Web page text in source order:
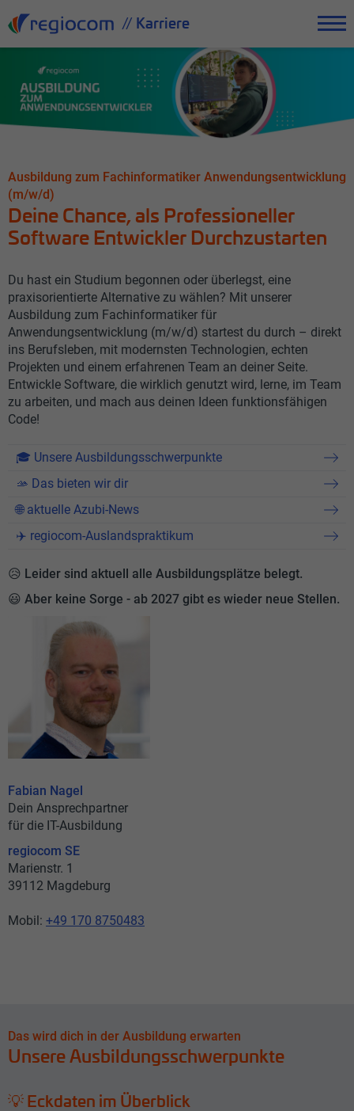
// Karriere
Ausbildung zum Fachinformatiker Anwendungsentwicklung
(m/w/d)
Deine Chance, als Professioneller
Software Entwickler Durchzustarten
Du hast ein Studium begonnen oder überlegst, eine
praxisorientierte Alternative zu wählen? Mit unserer
Ausbildung zum Fachinformatiker für
Anwendungsentwicklung (m/w/d) startest du durch – direkt
ins Berufsleben, mit modernsten Technologien, echten
Projekten und einem erfahrenen Team an deiner Seite.
Entwickle Software, die wirklich genutzt wird, lerne, im Team
zu arbeiten, und mach aus deinen Ideen funktionsfähigen
Code!
🎓 Unsere Ausbildungsschwerpunkte
🫴 Das bieten wir dir
🌐 aktuelle Azubi-News
✈️ regiocom-Auslandspraktikum
😥 Leider sind aktuell alle Ausbildungsplätze belegt.
😃 Aber keine Sorge - ab 2027 gibt es wieder neue Stellen.
Fabian Nagel
Dein Ansprechpartner
für die IT-Ausbildung
regiocom SE
Marienstr. 1
39112 Magdeburg
Mobil: +49 170 8750483
Das wird dich in der Ausbildung erwarten
Unsere Ausbildungsschwerpunkte
💡 Eckdaten im Überblick